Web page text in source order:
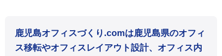
鹿児島オフィスづくり.comは鹿児島県のオフィ
ス移転やオフィスレイアウト設計、オフィス内